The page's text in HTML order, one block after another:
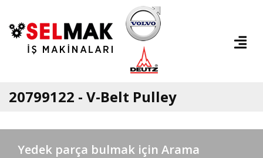
20799122 - V-Belt Pulley
Yedek parça bulmak için Arama